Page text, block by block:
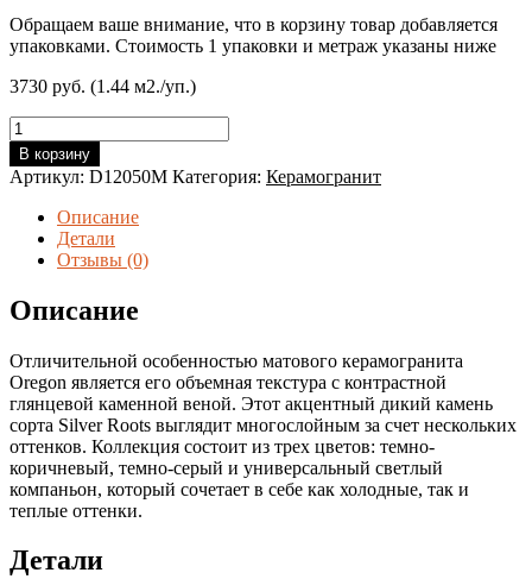
Обращаем ваше внимание, что в корзину товар добавляется
упаковками. Стоимость 1 упаковки и метраж указаны ниже
3730 руб. (1.44 м2./уп.)
Количество
товара
Delacora
Oregon
Gray
60*120
(1.44м2/
шт.уп.)
Матовая
В корзину
Артикул: D12050M Категория: Керамогранит
Описание
Детали
Отзывы (0)
Описание
Отличительной особенностью матового керамогранита
Oregon является его объемная текстура с контрастной
глянцевой каменной веной. Этот акцентный дикий камень
сорта Silver Roots выглядит многослойным за счет нескольких
оттенков. Коллекция состоит из трех цветов: темно-
коричневый, темно-серый и универсальный светлый
компаньон, который сочетает в себе как холодные, так и
теплые оттенки.
Детали